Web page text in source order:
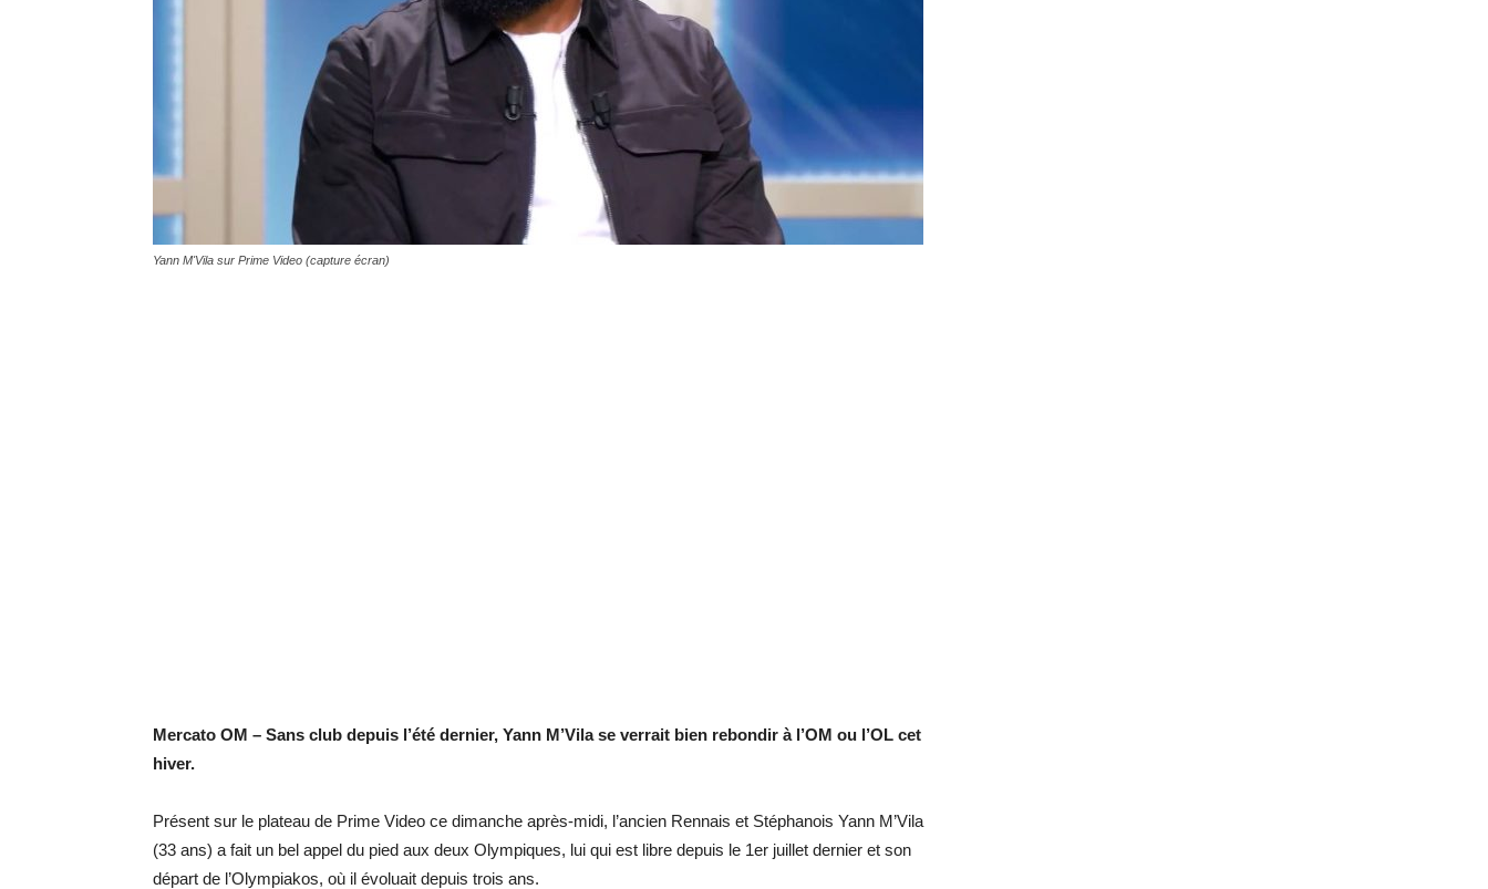
Yann M'Vila sur Prime Video (capture écran)
Mercato OM – Sans club depuis l’été dernier, Yann M’Vila se verrait bien rebondir à l’OM ou l’OL cet
hiver.
Présent sur le plateau de Prime Video ce dimanche après-midi, l’ancien Rennais et Stéphanois Yann M’Vila
(33 ans) a fait un bel appel du pied aux deux Olympiques, lui qui est libre depuis le 1er juillet dernier et son
départ de l’Olympiakos, où il évoluait depuis trois ans.